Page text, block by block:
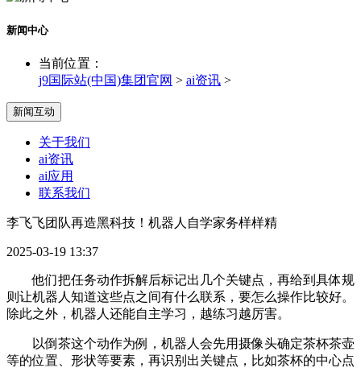
新闻中心
当前位置：
j9国际站(中国)集团官网 > ai资讯 >
新闻互动
关于我们
ai资讯
ai应用
联系我们
李飞飞团队再造黑科技！机器人自学家务样样精
2025-03-19 13:37
他们把任务动作拆解后标记出几个关键点，再给到具体规
则让机器人知道这些点之间有什么联系，要怎么操作比较好。
除此之外，机器人还能自主学习，越练习越厉害。
以倒茶这个动作为例，机器人会先用摄像头确定茶杯茶壶
等的位置、形状等要素，再识别出关键点，比如茶杯的中心点